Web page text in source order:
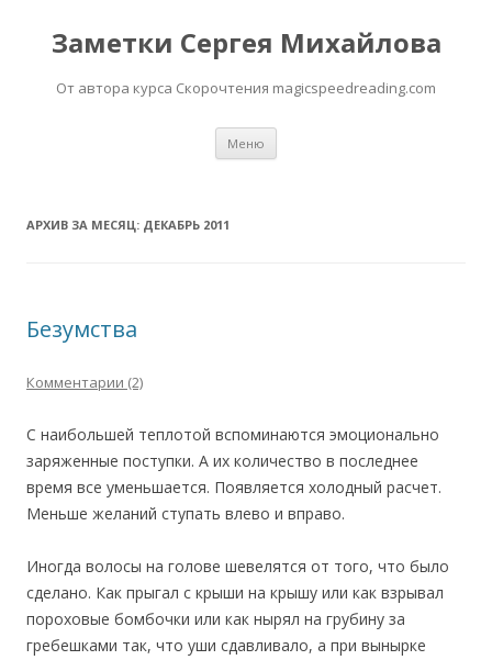
Заметки Сергея Михайлова
От автора курса Скорочтения magicspeedreading.com
Меню
АРХИВ ЗА МЕСЯЦ: ДЕКАБРЬ 2011
Безумства
Комментарии (2)
С наибольшей теплотой вспоминаются эмоционально
заряженные поступки. А их количество в последнее
время все уменьшается. Появляется холодный расчет.
Меньше желаний ступать влево и вправо.
Иногда волосы на голове шевелятся от того, что было
сделано. Как прыгал с крыши на крышу или как взрывал
пороховые бомбочки или как нырял на грубину за
гребешками так, что уши сдавливало, а при вынырке